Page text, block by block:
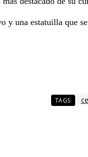
una estatuilla que
TAGS